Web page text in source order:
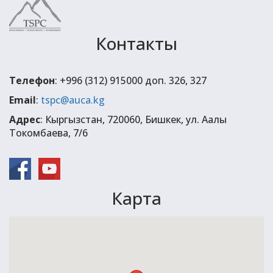
Контакты
Телефон: +996 (312) 915000 доп. 326, 327
Email: tspc@auca.kg
Адрес: Кыргызстан, 720060, Бишкек, ул. Аалы
Токомбаева, 7/6
Карта